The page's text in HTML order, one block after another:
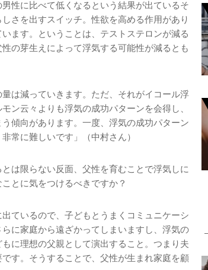
性に比べて低くなるという結果が出ているそ
さを出すスイッチ。性欲を高める作用があり
ます。ということは、テストステロンが減る
の芽生えによって浮気する可能性が減るとも
は減っていきます。ただ、それがイコール浮
ン云々よりも浮気の成功パターンを会得し、
傾向があります。一度、浮気の成功パターン
常に難しいです」（中村さん）
は限らない反面、父性を育むことで浮気しに
とに気をつけるべきですか？
ているので、子どもとうまくコミュニケーシ
に家庭から遠ざかってしまいますし、浮気の
に理想の父親として演出すること。つまり夫
す。そうすることで、父性が生まれ家庭を顧